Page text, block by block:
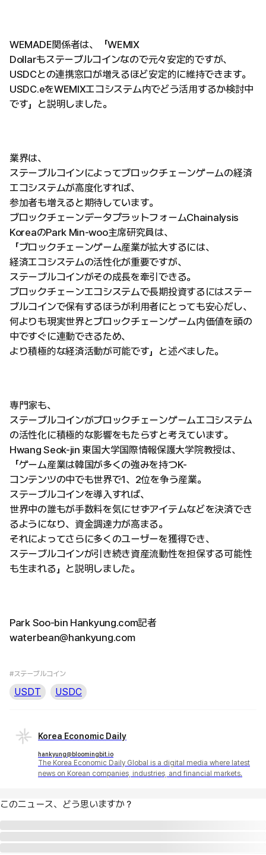
WEMADE関係者は、「WEMIX
Dollarもステーブルコインなので元々安定的ですが、
USDCとの連携窓口が増えるほど安定的に維持できます。
USDC.eをWEMIXエコシステム内でどう活用するか検討中
です」と説明しました。
業界は、
ステーブルコインによってブロックチェーンゲームの経済
エコシステムが高度化すれば、
参加者も増えると期待しています。
ブロックチェーンデータプラットフォームChainalysis
KoreaのPark Min-woo主席研究員は、
「ブロックチェーンゲーム産業が拡大するには、
経済エコシステムの活性化が重要ですが、
ステーブルコインがその成長を牽引できる。
ブロックチェーンエコシステムで長期投資するにはステー
ブルコインで保有するほうが利用者にとっても安心だし、
何よりも現実世界とブロックチェーンゲーム内価値を頭の
中ですぐに連動できるため、
より積極的な経済活動が可能です」と述べました。
専門家も、
ステーブルコインがブロックチェーンゲームエコシステム
の活性化に積極的な影響をもたらすと考えています。
Hwang Seok-jin 東国大学国際情報保護大学院教授は、
「ゲーム産業は韓国が多くの強みを持つK-
コンテンツの中でも世界で1、2位を争う産業。
ステーブルコインを導入すれば、
世界中の誰もが手数料を気にせずアイテムなどを決済でき
るようになり、資金調達力が高まる。
それによってさらに多くのユーザーを獲得でき、
ステーブルコインが引き続き資産流動性を担保する可能性
も生まれる」と説明しました。
Park Soo-bin Hankyung.com記者
waterbean@hankyung.com
#ステーブルコイン
USDT USDC
Korea Economic Daily
hankyung@bloomingbit.io
The Korea Economic Daily Global is a digital media where latest
news on Korean companies, industries, and financial markets.
このニュース、どう思いますか？